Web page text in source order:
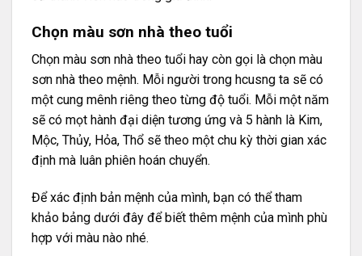
Chọn màu sơn nhà theo tuổi
Chọn màu sơn nhà theo tuổi hay còn gọi là chọn màu
sơn nhà theo mệnh. Mỗi người trong hcusng ta sẽ có
một cung mênh riêng theo từng độ tuổi. Mỗi một năm
sẽ có mọt hành đại diện tương ứng và 5 hành là Kim,
Mộc, Thủy, Hỏa, Thổ sẽ theo một chu kỳ thời gian xác
định mà luân phiên hoán chuyển.
Để xác định bản mệnh của mình, bạn có thể tham
khảo bảng dưới đây để biết thêm mệnh của mình phù
hợp với màu nào nhé.